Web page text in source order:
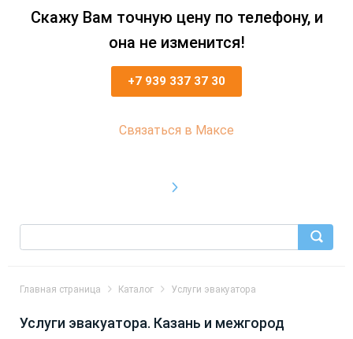
Скажу Вам точную цену по телефону, и
она не изменится!
+7 939 337 37 30
Связаться в Максе
Главная страница Каталог Услуги эвакуатора
Услуги эвакуатора. Казань и межгород